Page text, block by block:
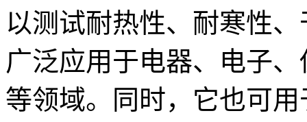
以测试耐热性、耐寒性
广泛应用于电器、电子
等领域。同时，它也可